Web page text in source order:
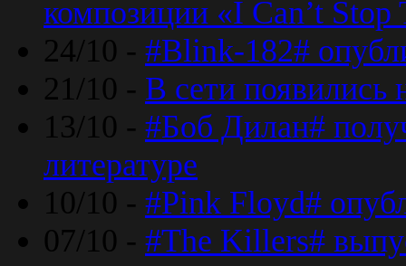
композиции «I Can’t
24/10 - #Blink-182#
21/10 - В сети появились
13/10 - #Боб Дилан#
литературе
10/10 - #Pink Floyd#
07/10 - #The Killers#